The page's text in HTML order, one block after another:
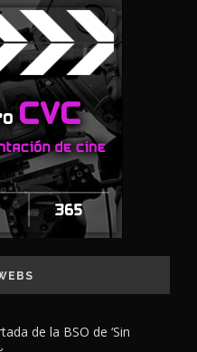
de la BSO de ‘Sin